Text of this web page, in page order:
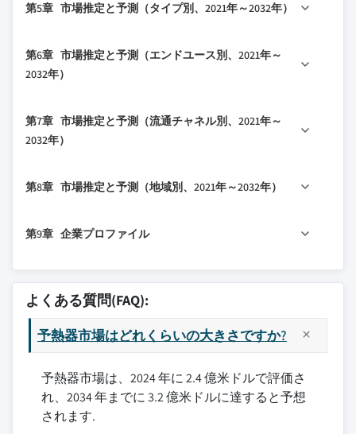
1.4 基本推定値と計算
1.4.2 市場推定のための主要トレンド
1.5 一次調査と検証
1.6 予測モデル
1.7 調査の前提条件と制限
2.3 CXOの視点：戦略的重要事項
ト
3.1.3 各段階における付加価値
3.2 業界への影響要因
府規制
3.2.2 業界の課題と障害
3.2.2.2 厳格な品質とコンプライアンス基
3.2.3 機会
3.3 成長ポテンシャル分析
3.4 将来の市場トレンド
3.5 技術とイノベーションの状況
3.5.2 新興技術
3.6 価格動向
4.2 企業の市場シェア分析
4.2.1.1 北米
4.3 企業マトリックス分析
4.4 主要市場プレイヤーの競争分析
4.6 主要な動向
4.6.2 パートナーシップ・提携
4.6.4 拡大計画
第5章 市場推定と予測（タイプ別、2021年～2032年）
5.2 管式空気予熱器
5.3 再生式空気予熱器
5.5 その他のタイプ
第6章 市場推定と予測（エンドユース別、2021年～
2032年）
6.2 発電・公益事業
6.3 石油・ガス
6.5 金属・鉄鋼産業
6.7 その他
第7章 市場推定と予測（流通チャネル別、2021年～
2032年）
7.2 直接
第8章 市場推定と予測（地域別、2021年～2032年）
8.2 北米
8.2.2 カナダ
8.3 欧州
8.3.1 ドイツ
8.3.2 英国
8.3.3 フランス
8.3.4 スペイン
8.3.5 イタリア
第9章 企業プロファイル
9.1 オールボーグ・エンジニアリング
9.3 アンドリッツ
9.4 バブコック・アンド・ウィルコックス
9.5 バラト・ヘビーエレクトリカルズ
9.6 東方電気集団
9.7 Doosan Heavy Industries
9.8 アイゼンマン
よくある質問(FAQ):
予熱器市場はどれくらいの大きさですか?
予熱器市場は、2024 年に 2.4 億米ドルで評価さ
れ、2034 年までに 3.2 億米ドルに達すると予想
されます.